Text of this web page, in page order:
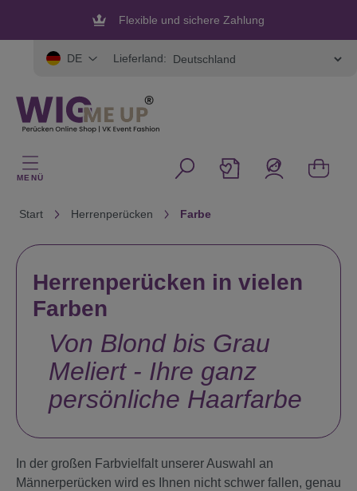
Flexible und sichere Zahlung
DE Lieferland:
MENÜ
Start Herrenperücken Farbe
Herrenperücken in vielen
Farben
Von Blond bis Grau
Meliert - Ihre ganz
persönliche Haarfarbe
In der großen Farbvielfalt unserer Auswahl an
Männerperücken wird es Ihnen nicht schwer fallen, genau